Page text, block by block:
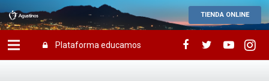
TIENDA ONLINE
Plataforma educamos